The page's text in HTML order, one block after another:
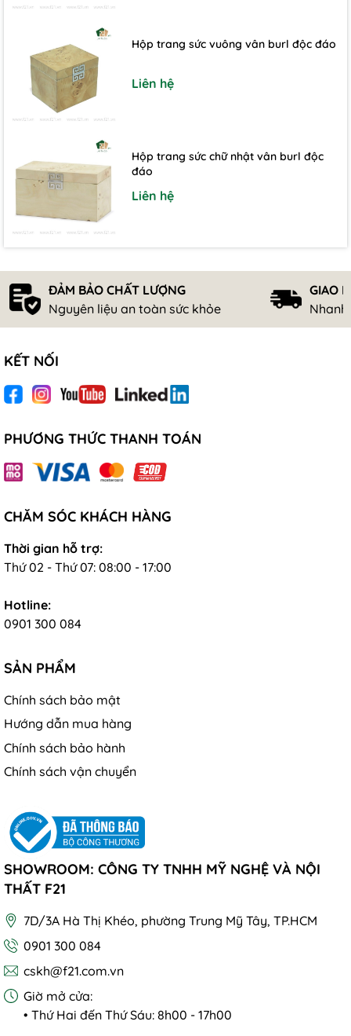
Hộp trang sức vuông vân burl độc đáo
Liên hệ
Hộp trang sức chữ nhật vân burl độc
đáo
Liên hệ
ĐẢM BẢO CHẤT LƯỢNG
Nguyên liệu an toàn sức khỏe
GIAO
KẾT NỐI
PHƯƠNG THỨC THANH TOÁN
CHĂM SÓC KHÁCH HÀNG
Thời gian hỗ trợ:
Thứ 02 - Thứ 07: 08:00 - 17:00
Hotline:
0901 300 084
SẢN PHẨM
Chính sách bảo mật
Hướng dẫn mua hàng
Chính sách bảo hành
Chính sách vận chuyển
SHOWROOM: CÔNG TY TNHH MỸ NGHỆ VÀ NỘI
THẤT F21
7D/3A Hà Thị Khéo, phường Trung Mỹ Tây, TP.HCM
0901 300 084
cskh@f21.com.vn
Giờ mở cửa:
• Thứ Hai đến Thứ Sáu: 8h00 - 17h00